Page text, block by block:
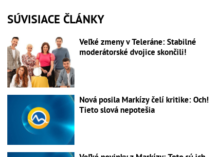
SÚVISIACE ČLÁNKY
Veľké zmeny v Teleráne: Stabilné
moderátorské dvojice skončili!
Nová posila Markízy čelí kritike: Och!
Tieto slová nepotešia